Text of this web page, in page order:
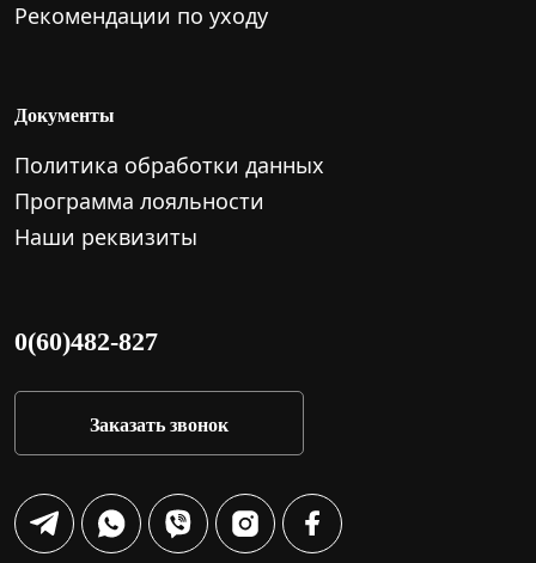
Рекомендации по уходу
Документы
Политика обработки данных
Программа лояльности
Наши реквизиты
0(60)482-827
Заказать звонок